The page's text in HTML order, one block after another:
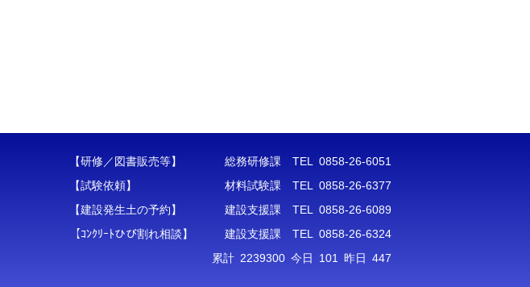
総務研修課 TEL 0858-26-6051
【研修／図書販売等】
材料試験課 TEL 0858-26-6377
【試験依頼】
建設支援課 TEL 0858-26-6089
【建設発生土の予約】
建設支援課 TEL 0858-26-6324
【ｺﾝｸﾘｰﾄひび割れ相談】
累計 2239300 今日 101 昨日 447